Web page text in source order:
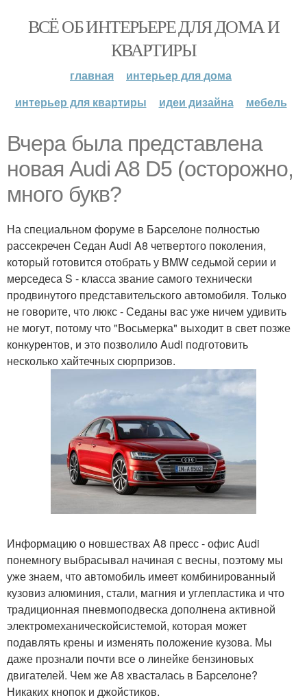
ВСЁ ОБ ИНТЕРЬЕРЕ ДЛЯ ДОМА И
КВАРТИРЫ
главная
интерьер для дома
интерьер для квартиры
идеи дизайна мебель
Вчера была представлена
новая Audi A8 D5 (осторожно,
много букв?
На специальном форуме в Барселоне полностью
рассекречен Седан Audi A8 четвертого поколения,
который готовится отобрать у BMW седьмой серии и
мерседеса S - класса звание самого технически
продвинутого представительского автомобиля. Только
не говорите, что люкс - Седаны вас уже ничем удивить
не могут, потому что "Восьмерка" выходит в свет позже
конкурентов, и это позволило Audi подготовить
несколько хайтечных сюрпризов.
Информацию о новшествах A8 пресс - офис Audi
понемногу выбрасывал начиная с весны, поэтому мы
уже знаем, что автомобиль имеет комбинированный
кузовиз алюминия, стали, магния и углепластика и что
традиционная пневмоподвеска дополнена активной
электромеханическойсистемой, которая может
подавлять крены и изменять положение кузова. Мы
даже прознали почти все о линейке бензиновых
двигателей. Чем же A8 хвасталась в Барселоне?
Никаких кнопок и джойстиков.